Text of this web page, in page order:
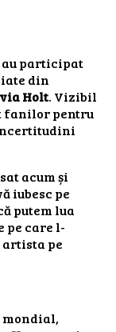
au participat
din
Holt. Vizibil
fanilor pentru
acum și
iubesc pe
putem lua
pe care l-
artista pe